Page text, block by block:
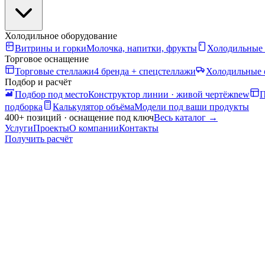
Холодильное оборудование
Витрины и горкиМолочка, напитки, фрукты
Торговое оснащение
Торговые стеллажи4 бренда + спецстеллажи Холодильные
Подбор и расчёт
Подбор под местоКонструктор линии · живой чертёжnew
подборка
Калькулятор объёмаМодели под ваши продукты
400+ позиций · оснащение под ключВесь каталог →
УслугиПроектыО компанииКонтакты
Получить расчёт